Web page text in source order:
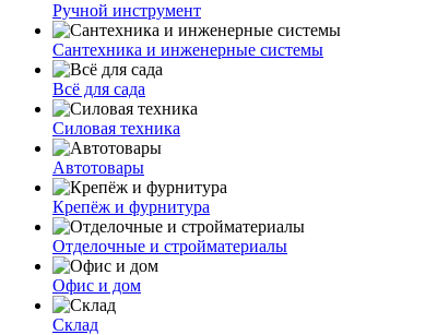
Ручной инструмент
Сантехника и инженерные системы
Всё для сада
Силовая техника
Автотовары
Крепёж и фурнитура
Отделочные и стройматериалы
Офис и дом
Склад